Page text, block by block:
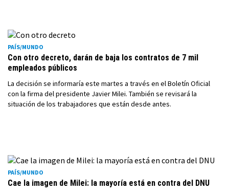
PAÍS/MUNDO
Con otro decreto, darán de baja los contratos de 7 mil
empleados públicos
La decisión se informaría este martes a través en el Boletín Oficial
con la firma del presidente Javier Milei. También se revisará la
situación de los trabajadores que están desde antes.
PAÍS/MUNDO
Cae la imagen de Milei: la mayoría está en contra del DNU